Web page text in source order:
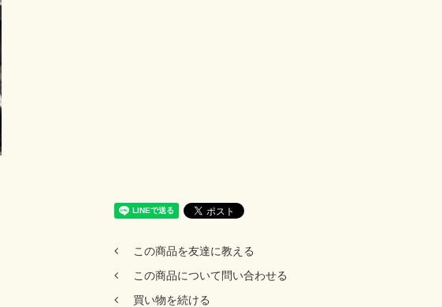
この商品を友達に教える
この商品について問い合わせる
買い物を続ける